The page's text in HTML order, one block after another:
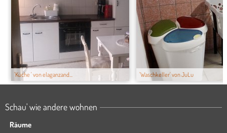
'Küche ' von elaganzand... 'Waschkeller' von JuLu
Schau' wie andere wohnen
Räume